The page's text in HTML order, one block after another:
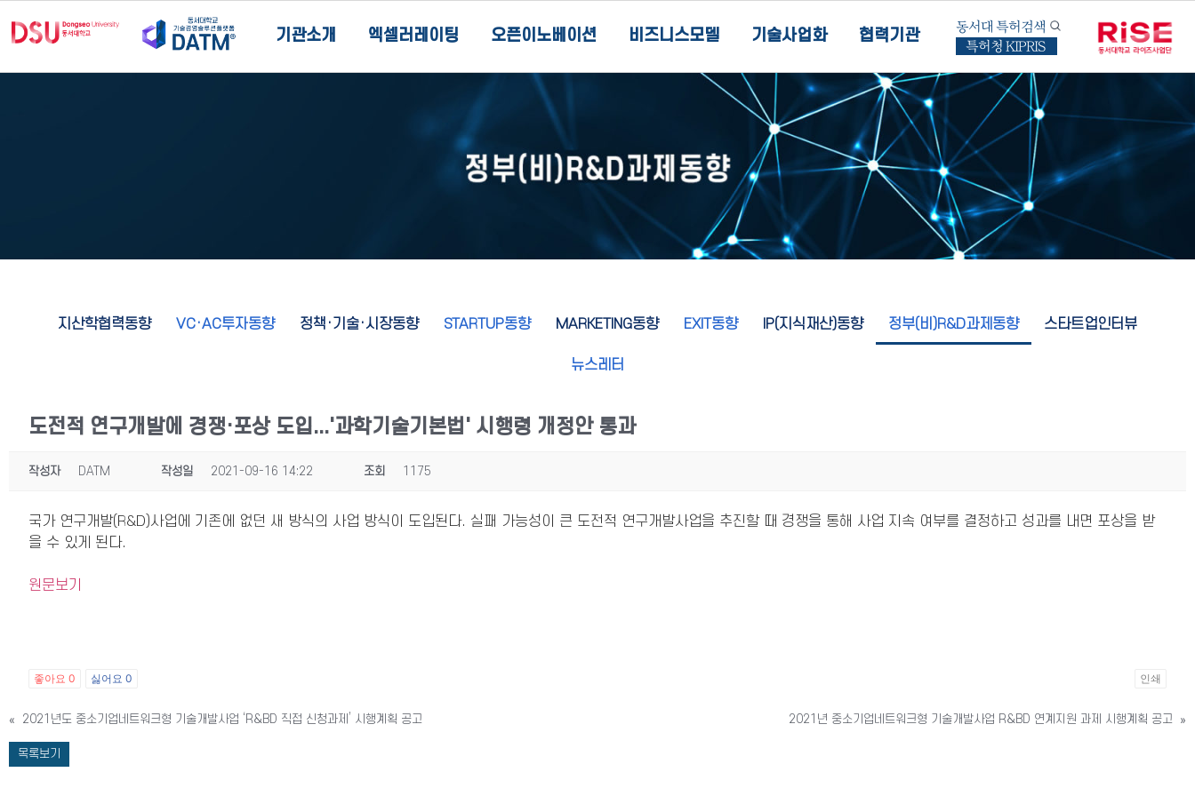
기관소개 엑셀러레이팅 오픈이노베이션 비즈니스모델 기술사업화 협력기관
동서대 특허검색
특허청 KIPRIS
지산학협력동향 VC·AC투자동향 정책·기술·시장동향 STARTUP동향 MARKETING동향 EXIT동향 IP(지식재산)동향 정부(비)R&D과제동향 스타트업인터뷰
뉴스레터
도전적 연구개발에 경쟁·포상 도입...'과학기술기본법' 시행령 개정안 통과
작성자 DATM 작성일 2021-09-16 14:22 조회 1175
국가 연구개발(R&D)사업에 기존에 없던 새 방식의 사업 방식이 도입된다. 실패 가능성이 큰 도전적 연구개발사업을 추진할 때 경쟁을 통해 사업 지속 여부를 결정하고 성과를 내면 포상을 받
을 수 있게 된다.
원문보기
좋아요 0 싫어요 0 인쇄
« 2021년도 중소기업네트워크형 기술개발사업 ‘R&BD 직접 신청과제’ 시행계획 공고 2021년 중소기업네트워크형 기술개발사업 R&BD 연계지원 과제 시행계획 공고 »
목록보기